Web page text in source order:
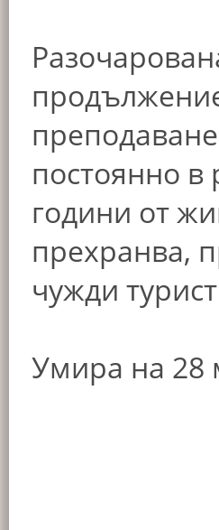
постоянно
години от
прехранва,
чужди
Умира на 28